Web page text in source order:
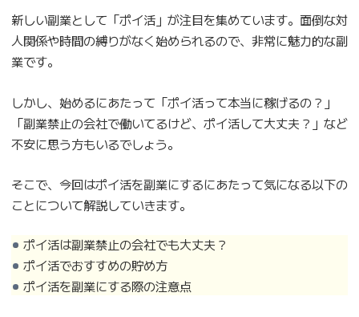
新しい副業として「ポイ活」が注目を集めています。面倒な対
人関係や時間の縛りがなく始められるので、非常に魅力的な副
業です。
しかし、始めるにあたって「ポイ活って本当に稼げるの？」
「副業禁止の会社で働いてるけど、ポイ活して大丈夫？」など
不安に思う方もいるでしょう。
そこで、今回はポイ活を副業にするにあたって気になる以下の
ことについて解説していきます。
ポイ活は副業禁止の会社でも大丈夫？
ポイ活でおすすめの貯め方
ポイ活を副業にする際の注意点